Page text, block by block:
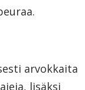
arvokkaita
lisäksi